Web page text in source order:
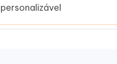
personalizável